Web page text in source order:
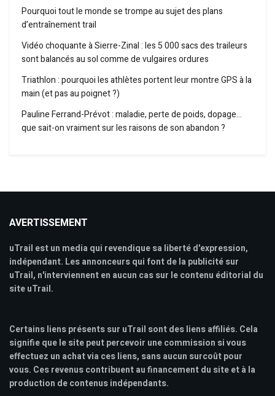
Pourquoi tout le monde se trompe au sujet des plans
d’entraînement trail
Vidéo choquante à Sierre-Zinal : les 5 000 sacs des traileurs
sont balancés au sol comme de vulgaires ordures
Triathlon : pourquoi les athlètes portent leur montre GPS à la
main (et pas au poignet ?)
Pauline Ferrand-Prévot : maladie, perte de poids, dopage…
que sait-on vraiment sur les raisons de son abandon ?
AVERTISSEMENT
uTrail est un media qui revendique sa liberté d'expression,
indépendant. Les annonceurs qui font de la publicité sur
uTrail, n'interviennent en aucun cas sur le contenu éditorial du
site uTrail.
Certains liens présents sur uTrail sont des liens affiliés. Cela
signifie que le site peut percevoir une commission si vous
effectuez un achat via ces liens, sans aucun surcoût pour
vous. Ces revenus contribuent au financement du site et à la
production de contenus indépendants.